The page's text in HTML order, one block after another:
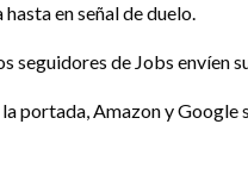
en señal de duelo.
seguidores de Jobs envíen
portada, Amazon y